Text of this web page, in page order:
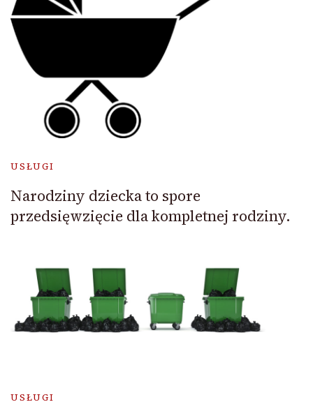
USŁUGI
Narodziny dziecka to spore
przedsięwzięcie dla kompletnej rodziny.
USŁUGI